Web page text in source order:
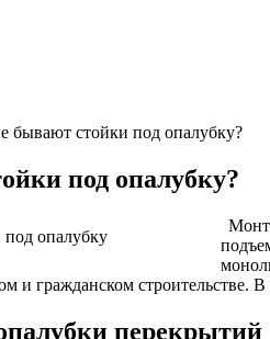
бывают стойки под опалубку?
под опалубку?
гражданском строительстве. В
перекрытий